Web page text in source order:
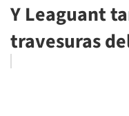
Y Leaguant
travesuras